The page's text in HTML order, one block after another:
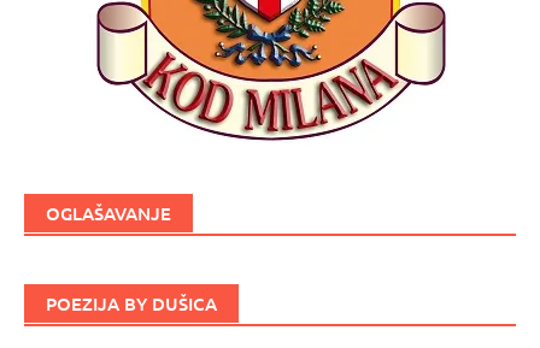
OGLAŠAVANJE
POEZIJA BY DUŠICA